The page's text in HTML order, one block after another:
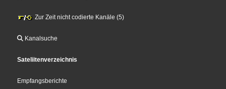
Zur Zeit nicht codierte Kanäle (5)
Kanalsuche
Sateliitenverzeichnis
Empfangsberichte